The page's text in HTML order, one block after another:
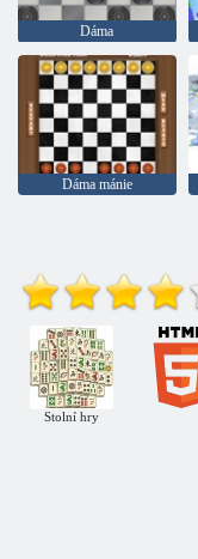
Dáma
Dáma mánie
Stolní hry